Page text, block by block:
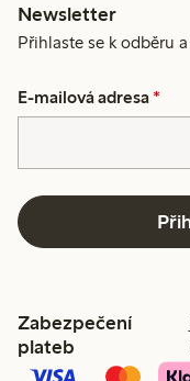
Newsletter
Přihlaste se k odběru
E-mailová adresa *
Zabezpečení
plateb